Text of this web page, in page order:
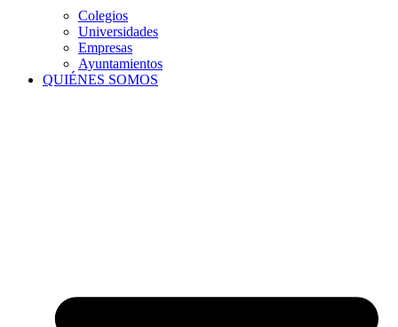
Colegios
Universidades
Empresas
Ayuntamientos
QUIÉNES SOMOS